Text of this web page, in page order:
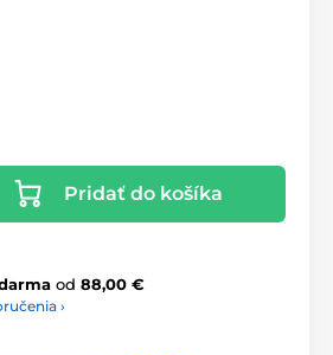
Pridať do košíka
od 88,00 €
›